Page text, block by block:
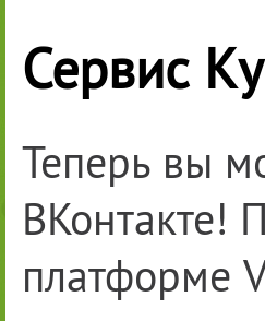
Сервис
Теперь вы
ВКонтакте!
платформе